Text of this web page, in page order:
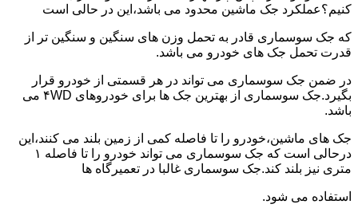
کنیم؟عملکرد جک ماشین محدود می باشد،این در حالی است
که جک سوسماری قادر به تحمل وزن های سنگین و سنگین تر از
قدرت تحمل جک های خودرو می باشد.
در ضمن جک سوسماری می تواند در هر قسمتی از خودرو قرار
بگیرد.جک سوسماری از بهترین جک ها برای خودروهای ۴WD می
باشد.
جک های ماشین،خودرو را تا فاصله کمی از زمین بلند می کنند،این
درحالی است که جک سوسماری می تواند خودرو را تا فاصله ۱
متری نیز بلند کند.جک سوسماری غالبا در تعمیرگاه ها
استفاده می شود.